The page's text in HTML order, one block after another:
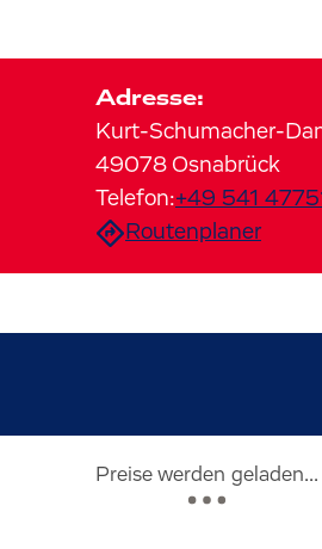
Adresse:
Kurt-Schumacher-
49078 Osnabrück
Telefon:+49 541
Routenplaner
Preise werden geladen...